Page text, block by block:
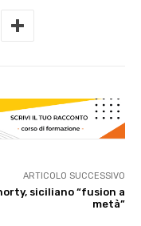
ARTICOLO SUCCESSIVO
siciliano “fusion a
metà”